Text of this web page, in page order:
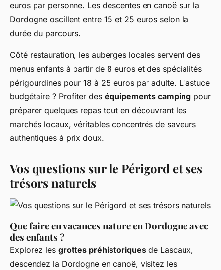
euros par personne. Les descentes en canoë sur la
Dordogne oscillent entre 15 et 25 euros selon la
durée du parcours.
Côté restauration, les auberges locales servent des
menus enfants à partir de 8 euros et des spécialités
périgourdines pour 18 à 25 euros par adulte. L'astuce
budgétaire ? Profiter des équipements camping pour
préparer quelques repas tout en découvrant les
marchés locaux, véritables concentrés de saveurs
authentiques à prix doux.
Vos questions sur le Périgord et ses
trésors naturels
Que faire en vacances nature en Dordogne avec
des enfants ?
Explorez les grottes préhistoriques de Lascaux,
descendez la Dordogne en canoë, visitez les